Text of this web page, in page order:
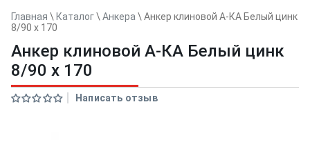
Главная \ Каталог\ Анкера \ Анкер клиновой А-КА Белый цинк
8/90 x 170
Анкер клиновой А-КА Белый цинк
8/90 x 170
Написать отзыв